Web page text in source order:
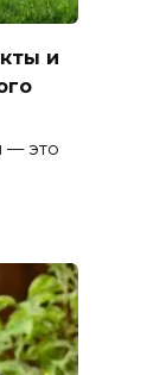
и
— это